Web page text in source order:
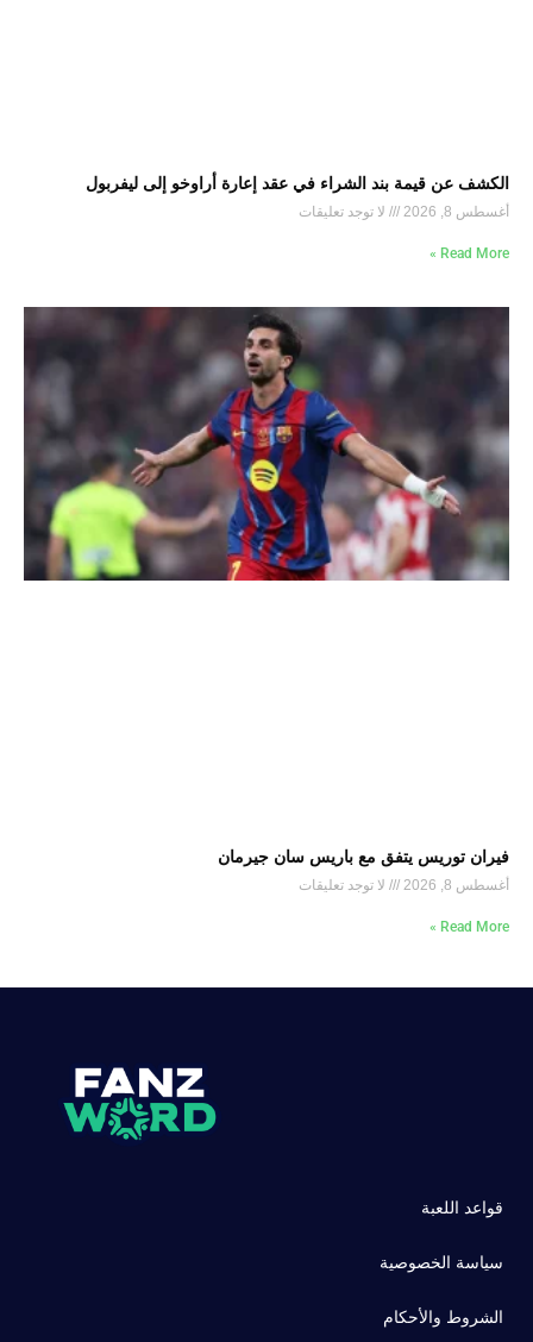
الكشف عن قيمة بند الشراء في عقد إعارة أراوخو إلى ليفربول
أغسطس 8, 2026 لا توجد تعليقات
Read More »
فيران توريس يتفق مع باريس سان جيرمان
أغسطس 8, 2026 لا توجد تعليقات
Read More »
قواعد اللعبة
سياسة الخصوصية
الشروط والأحكام